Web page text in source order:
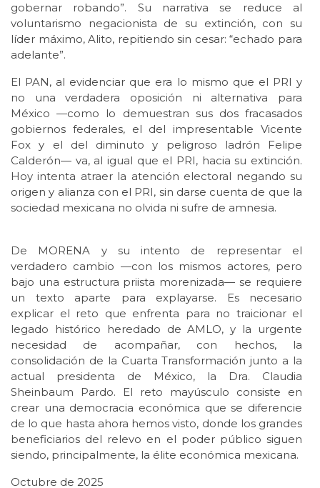
gobernar robando”. Su narrativa se reduce al
voluntarismo negacionista de su extinción, con su
líder máximo, Alito, repitiendo sin cesar: “echado para
adelante”.
El PAN, al evidenciar que era lo mismo que el PRI y
no una verdadera oposición ni alternativa para
México —como lo demuestran sus dos fracasados
gobiernos federales, el del impresentable Vicente
Fox y el del diminuto y peligroso ladrón Felipe
Calderón— va, al igual que el PRI, hacia su extinción.
Hoy intenta atraer la atención electoral negando su
origen y alianza con el PRI, sin darse cuenta de que la
sociedad mexicana no olvida ni sufre de amnesia.
De MORENA y su intento de representar el
verdadero cambio —con los mismos actores, pero
bajo una estructura priista morenizada— se requiere
un texto aparte para explayarse. Es necesario
explicar el reto que enfrenta para no traicionar el
legado histórico heredado de AMLO, y la urgente
necesidad de acompañar, con hechos, la
consolidación de la Cuarta Transformación junto a la
actual presidenta de México, la Dra. Claudia
Sheinbaum Pardo. El reto mayúsculo consiste en
crear una democracia económica que se diferencie
de lo que hasta ahora hemos visto, donde los grandes
beneficiarios del relevo en el poder público siguen
siendo, principalmente, la élite económica mexicana.
Octubre de 2025